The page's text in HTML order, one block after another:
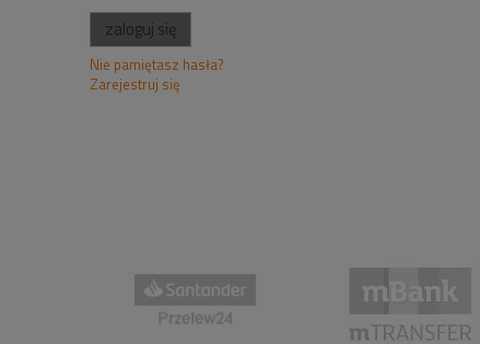
zaloguj się
Nie pamiętasz hasła?
Zarejestruj się